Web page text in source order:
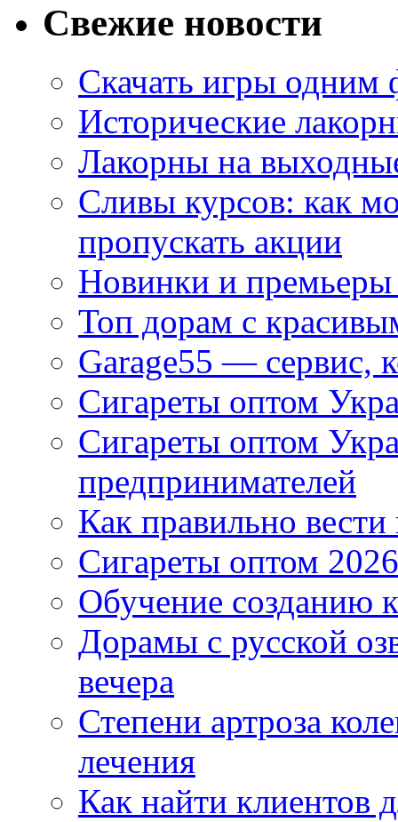
Свежие новости
Скачать игры одним
Исторические
Лакорны на
Сливы курсов: как
пропускать акции
Новинки и
Топ дорам с
Garage55 — сервис,
Сигареты оптом
Сигареты оптом
предпринимателей
Как правильно
Сигареты оптом
Обучение созданию
Дорамы с русской
вечера
Степени артроза
лечения
Как найти клиентов